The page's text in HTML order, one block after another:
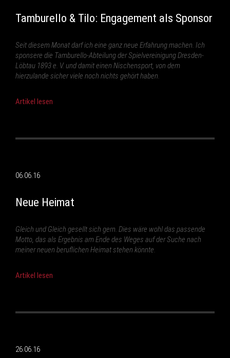
Tamburello & Tilo: Engagement als Sponsor
Seit diesem Monat darf ich eine ganz neue Erfahrung machen. Ich
sponsere die Tamburello-Abteilung der Spielvereinigung Dresden-
Löbtau 1893 e. V. und damit einen Nischensport, von dem
hierzulande sicher viele noch nichts gehört haben.
Artikel lesen
06.06.16
Neue Heimat
Gleich und Gleich gesellt sich gern. Dies wäre wohl das passende
Motto, das als Ergebnis am Ende des Weges auf der Suche nach
meiner neuen beruflichen Heimat stehen könnte.
Artikel lesen
26.06.16